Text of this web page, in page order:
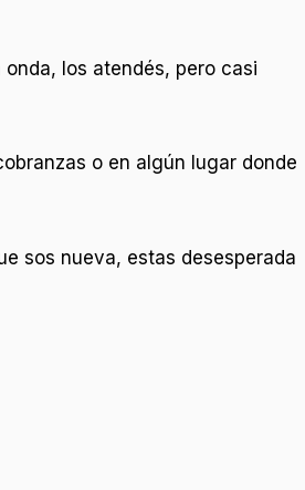
los atendés, pero casi
o en algún lugar donde
sos nueva, estas desesperada